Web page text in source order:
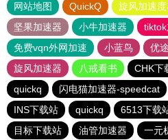
网站地图 QuickQ 旋风加速度
坚果加速器
小牛加速器
免费vqn外网加速
小蓝鸟 优
旋风加速器
八戒看书 CHK下
quickq
闪电猫加速器-speedcat
INS下载站
quickq 6513下载
目标下载站
油管加速器 一元